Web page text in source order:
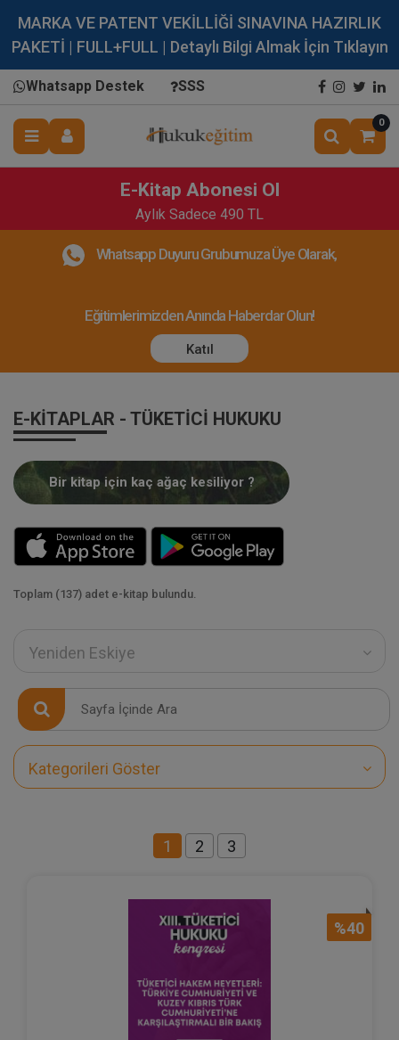
MARKA VE PATENT VEKİLLİĞİ SINAVINA HAZIRLIK
PAKETİ | FULL+FULL | Detaylı Bilgi Almak İçin Tıklayın
Whatsapp Destek SSS
0
E-Kitap Abonesi Ol
Aylık Sadece 490 TL
Whatsapp Duyuru Grubumuza Üye Olarak,
Eğitimlerimizden Anında Haberdar Olun!
Katıl
E-KITAPLAR - TÜKETICI HUKUKU
Bir kitap için kaç ağaç kesiliyor ?
Toplam (137) adet e-kitap bulundu.
Yeniden Eskiye
Kategorileri Göster
1 2 3
%40